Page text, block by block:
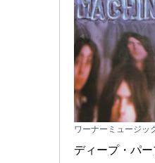
ワーナーミュージッ
ディープ・パ